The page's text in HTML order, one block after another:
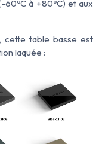
à +80ºC) et aux
cette table basse est
laquée :